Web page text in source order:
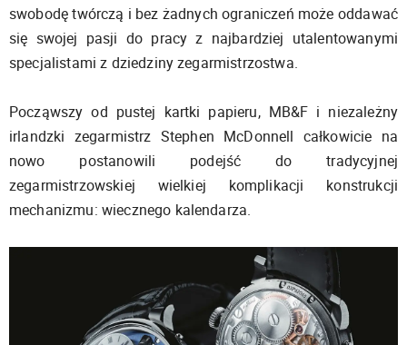
swobodę twórczą i bez żadnych ograniczeń może oddawać
się swojej pasji do pracy z najbardziej utalentowanymi
specjalistami z dziedziny zegarmistrzostwa.
Począwszy od pustej kartki papieru, MB&F i niezależny
irlandzki zegarmistrz Stephen McDonnell całkowicie na
nowo postanowili podejść do tradycyjnej
zegarmistrzowskiej wielkiej komplikacji konstrukcji
mechanizmu: wiecznego kalendarza.